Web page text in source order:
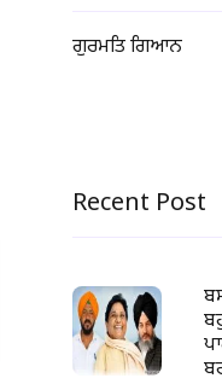
ਗੁਰਮਤਿ ਗਿਆਨ
Recent Post